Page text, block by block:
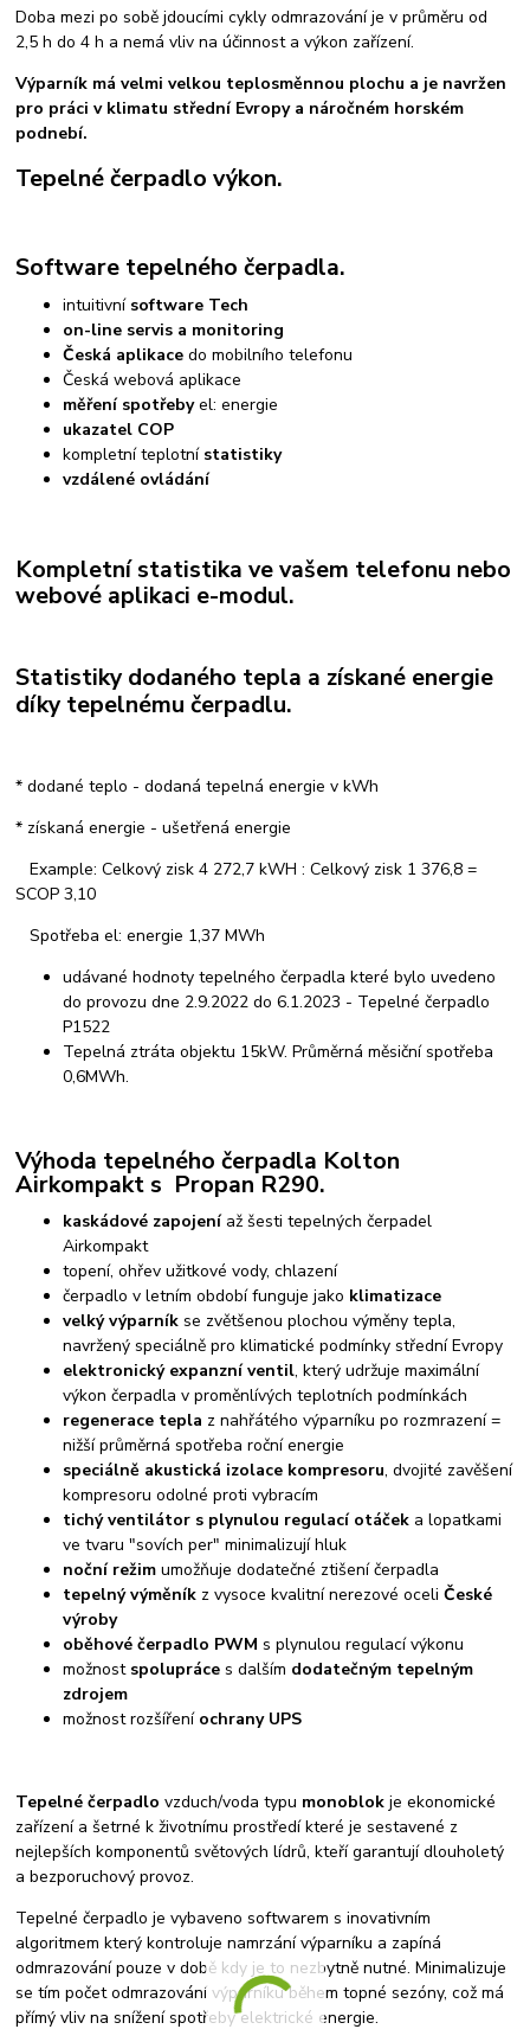
Doba mezi po sobě jdoucími cykly odmrazování je v průměru od
2,5 h do 4 h a nemá vliv na účinnost a výkon zařízení.
Výparník má velmi velkou teplosměnnou plochu a je navržen
pro práci v klimatu střední Evropy a náročném horském
podnebí.
Tepelné čerpadlo výkon.
Software tepelného čerpadla.
intuitivní software Tech
on-line servis a monitoring
Česká aplikace do mobilního telefonu
Česká webová aplikace
měření spotřebyel: energie
ukazatel COP
kompletní teplotní statistiky
vzdálené ovládání
​Kompletní statistika ve vašem telefonu nebo
webové aplikaci e-modul.
Statistiky dodaného tepla a získané energie
díky tepelnému čerpadlu.
* dodané teplo - dodaná tepelná energie v kWh
* získaná energie - ušetřená energie
Example: Celkový zisk 4 272,7 kWH : Celkový zisk 1 376,8 =
SCOP 3,10
Spotřeba el: energie 1,37 MWh
udávané hodnoty tepelného čerpadla které bylo uvedeno
do provozu dne 2.9.2022 do 6.1.2023 - Tepelné čerpadlo
P1522
Tepelná ztráta objektu 15kW. Průměrná měsiční spotřeba
0,6MWh.
Výhoda tepelného čerpadla Kolton
Airkompakt s Propan R290.
kaskádové zapojeníaž šesti tepelných čerpadel
Airkompakt
topení, ohřev užitkové vody, chlazení
čerpadlo v letním období funguje jako klimatizace
velký výparník se zvětšenou plochou výměny tepla,
navržený speciálně pro klimatické podmínky střední Evropy
elektronický expanzní ventil, který udržuje maximální
výkon čerpadla v proměnlívých teplotních podmínkách
regenerace tepla z nahřátého výparníku po rozmrazení =
nižší průměrná spotřeba roční energie
speciálně akustická izolace kompresoru, dvojité zavěšení
kompresoru odolné proti vybracím
tichý ventilátor s plynulou regulací otáček a lopatkami
ve tvaru "sovích per" minimalizují hluk
noční režimumožňuje dodatečné ztišení čerpadla
tepelný výměník z vysoce kvalitní nerezové oceliČeské
výroby
oběhové čerpadlo PWM s plynulou regulací výkonu
možnost spolupráces dalším dodatečným tepelným
zdrojem
možnost rozšíření ochrany UPS
Tepelné čerpadlo vzduch/voda typu monoblok je ekonomické
zařízení a šetrné k životnímu prostředí které je sestavené z
nejlepších komponentů světových lídrů, kteří garantují dlouholetý
a bezporuchový provoz.
Tepelné čerpadlo je vybaveno softwarem s inovativním
algoritmem který kontroluje namrzání výparníku a zapíná
odmrazování pouze v době kdy je to nezbytně nutné. Minimalizuje
se tím počet odmrazování výparníku během topné sezóny, což má
přímý vliv na snížení spotřeby elektrické energie.